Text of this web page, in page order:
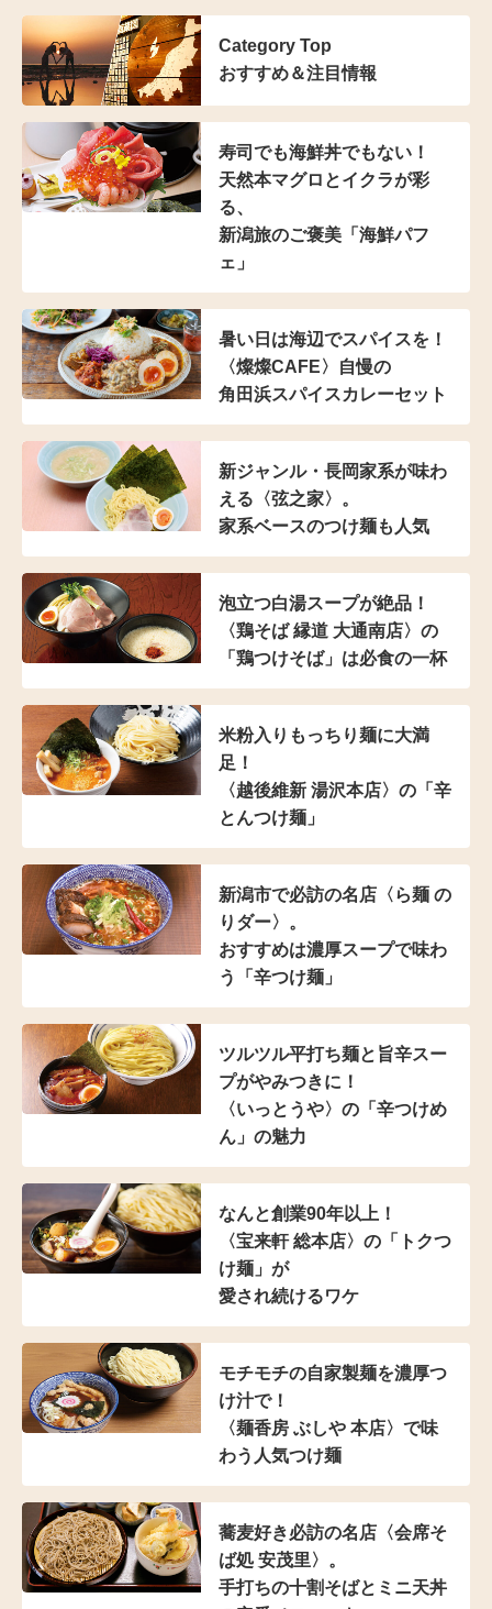
Category Top
おすすめ＆注目情報
寿司でも海鮮丼でもない！
天然本マグロとイクラが彩
る、
新潟旅のご褒美「海鮮パフ
ェ」
暑い日は海辺でスパイスを！
〈燦燦CAFE〉自慢の
角田浜スパイスカレーセット
新ジャンル・長岡家系が味わ
える〈弦之家〉。
家系ベースのつけ麺も人気
泡立つ白湯スープが絶品！
〈鶏そば 縁道 大通南店〉の
「鶏つけそば」は必食の一杯
米粉入り もっちり麺に大満
足！
〈越後維新 湯沢本店〉の 「辛
とんつけ麺」
新潟市で必訪の名店 〈ら麺 の
りダー〉。
おすすめは濃厚スープで味わ
う「辛つけ麺」
ツルツル平打ち麺と 旨辛スー
プがやみつきに！
〈いっとうや〉の 「辛つけめ
ん」の魅力
なんと創業90年以上！
〈宝来軒 総本店〉の 「トクつ
け麺」が
愛され続けるワケ
モチモチの自家製麺を濃厚つ
け汁で！
〈麺香房 ぶしや 本店〉 で味
わう人気つけ麺
蕎麦好き必訪の名店 〈会席そ
ば処 安茂里〉。
手打ちの十割そばと ミニ天丼